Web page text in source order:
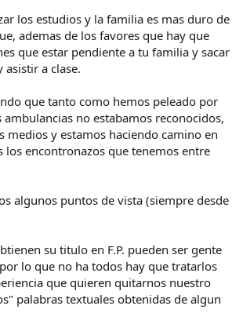
los estudios y la familia es mas duro de
ademas de los favores que hay que
que estar pendiente a tu familia y sacar
a clase.
que tanto como hemos peleado por
ambulancias no estabamos reconocidos,
medios y estamos haciendo camino en
los encontronazos que tenemos entre
algunos puntos de vista (siempre desde
su titulo en F.P. pueden ser gente
lo que no ha todos hay que tratarlos
que quieren quitarnos nuestro
palabras textuales obtenidas de algun